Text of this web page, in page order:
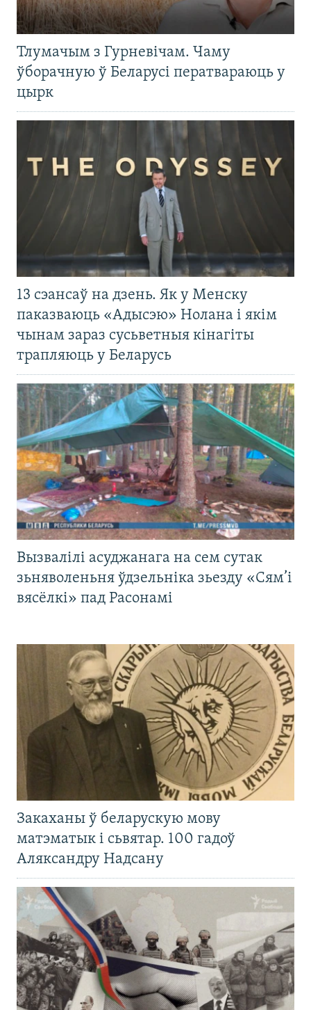
Тлумачым з Гурневічам. Чаму
ўборачную ў Беларусі ператвараюць у
цырк
13 сэансаў на дзень. Як у Менску
паказваюць «Адысэю» Нолана і якім
чынам зараз сусьветныя кінагіты
трапляюць у Беларусь
Вызвалілі асуджанага на сем сутак
зьняволеньня ўдзельніка зьезду «Сям’і
вясёлкі» пад Расонамі
Закаханы ў беларускую мову
матэматык і сьвятар. 100 гадоў
Аляксандру Надсану